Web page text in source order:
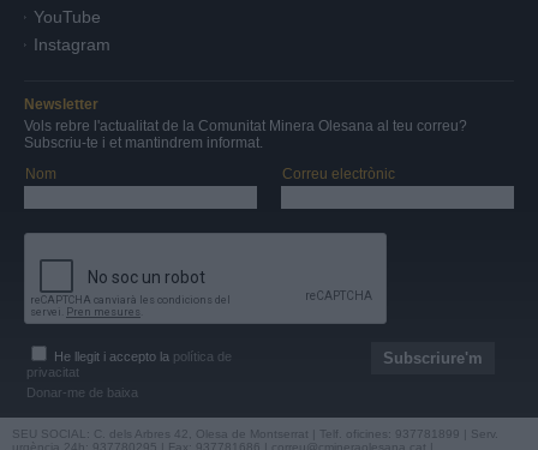
Newsletter
Vols rebre l'actualitat de la Comunitat Minera Olesana al teu correu?
Subscriu-te i et mantindrem informat.
Nom
Correu electrònic
He llegit i accepto la política de
privacitat
Donar-me de baixa
YouTube
Instagram
SEU SOCIAL: C. dels Arbres 42, Olesa de Montserrat | Telf. oficines: 937781899 | Serv.
urgència 24h: 937780295 | Fax: 937781686 |
correu@cmineraolesana.cat